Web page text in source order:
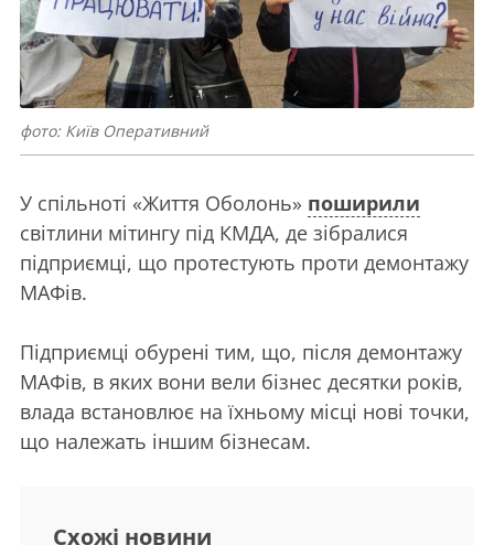
фото: Київ Оперативний
У спільноті «Життя Оболонь» поширили
світлини мітингу під КМДА, де зібралися
підприємці, що протестують проти демонтажу
МАФів.
Підприємці обурені тим, що, після демонтажу
МАФів, в яких вони вели бізнес десятки років,
влада встановлює на їхньому місці нові точки,
що належать іншим бізнесам.
Схожі новини